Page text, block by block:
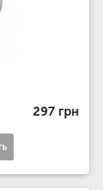
297 грн